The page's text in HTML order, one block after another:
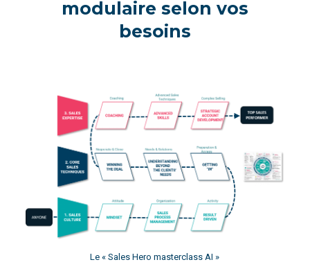
modulaire selon vos
besoins
Le « Sales Hero masterclass AI »